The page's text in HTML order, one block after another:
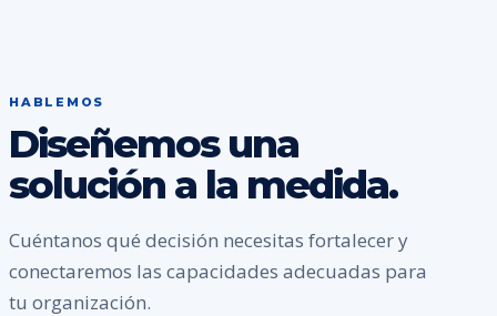
HABLEMOS
Diseñemos una
solución a la medida.
Cuéntanos qué decisión necesitas fortalecer y
conectaremos las capacidades adecuadas para
tu organización.